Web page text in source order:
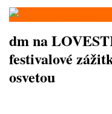
dm na
festivalové
osvetou